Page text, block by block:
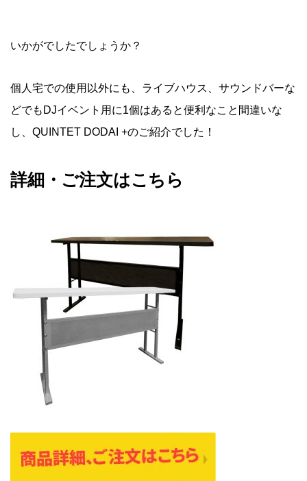
いかがでしたでしょうか？
個人宅での使用以外にも、ライブハウス、サウンドバーな
どでもDJイベント用に1個はあると便利なこと間違いな
し、QUINTET DODAI +のご紹介でした！
詳細・ご注文はこちら